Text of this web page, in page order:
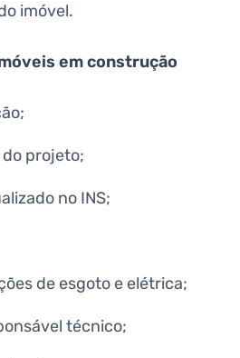
imóvel.
em construção
projeto;
no INS;
de esgoto e elétrica;
técnico;